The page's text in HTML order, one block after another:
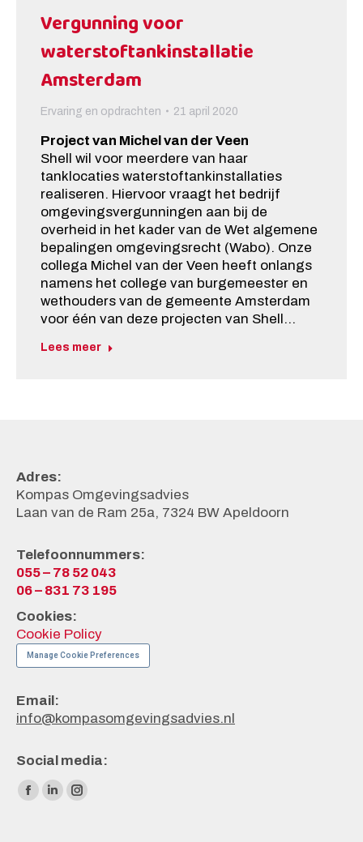
Vergunning voor
waterstoftankinstallatie
Amsterdam
Ervaring en opdrachten 21 april 2020
Project van Michel van der Veen
Shell wil voor meerdere van haar
tanklocaties waterstoftankinstallaties
realiseren. Hiervoor vraagt het bedrijf
omgevingsvergunningen aan bij de
overheid in het kader van de Wet algemene
bepalingen omgevingsrecht (Wabo). Onze
collega Michel van der Veen heeft onlangs
namens het college van burgemeester en
wethouders van de gemeente Amsterdam
voor één van deze projecten van Shell…
Lees meer
Adres:
Kompas Omgevingsadvies
Laan van de Ram 25a, 7324 BW Apeldoorn
Telefoonnummers:
055 – 78 52 043
06 – 831 73 195
Cookies:
Cookie Policy
Manage Cookie Preferences
Email:
info@kompasomgevingsadvies.nl
Social media:
Vind ons op:
Facebook
LinkedinInstagram